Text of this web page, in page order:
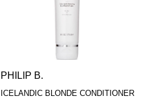
PHILIP B.
ICELANDIC BLONDE CONDITIONER